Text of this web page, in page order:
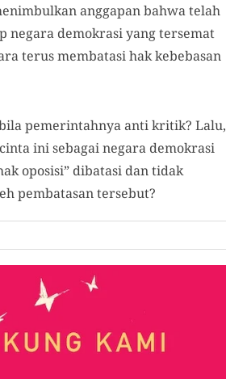
anggapan bahwa telah
negara demokrasi yang tersemat
terus membatasi hak kebebasan
pemerintahnya anti kritik? Lalu,
ini sebagai negara demokrasi
oposisi” dibatasi dan tidak
pembatasan tersebut?